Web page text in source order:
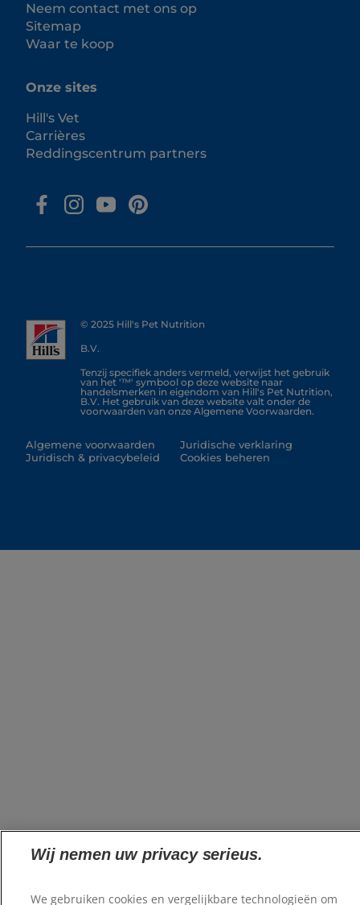
Neem contact met ons op
Sitemap
Waar te koop
Onze sites
Hill's Vet
Carrières
Reddingscentrum partners
© 2025 Hill's Pet Nutrition
B.V.
Tenzij specifiek anders vermeld, verwijst het gebruik
van het '™' symbool op deze website naar
handelsmerken in eigendom van Hill's Pet Nutrition,
B.V. Het gebruik van deze website valt onder de
voorwaarden van onze Algemene Voorwaarden.
Algemene voorwaarden
Juridisch & privacybeleid
Juridische verklaring
Cookies beheren
Wij nemen uw privacy serieus.
We gebruiken cookies en vergelijkbare technologieën om